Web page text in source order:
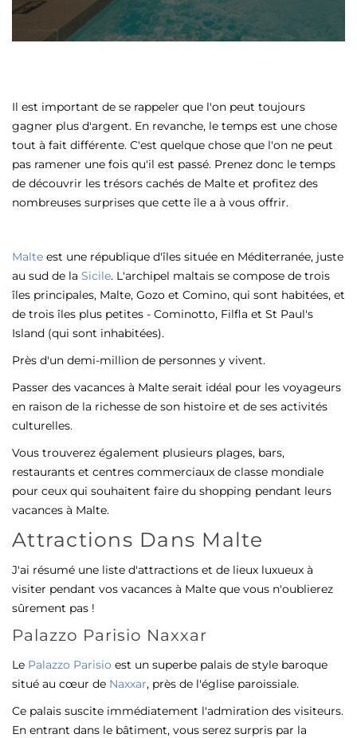
Il est important de se rappeler que l'on peut toujours
gagner plus d'argent. En revanche, le temps est une chose
tout à fait différente. C'est quelque chose que l'on ne peut
pas ramener une fois qu'il est passé. Prenez donc le temps
de découvrir les trésors cachés de Malte et profitez des
nombreuses surprises que cette île a à vous offrir.
Malte est une république d'îles située en Méditerranée, juste
au sud de la Sicile. L'archipel maltais se compose de trois
îles principales, Malte, Gozo et Comino, qui sont habitées, et
de trois îles plus petites - Cominotto, Filfla et St Paul's
Island (qui sont inhabitées).
Près d'un demi-million de personnes y vivent.
Passer des vacances à Malte serait idéal pour les voyageurs
en raison de la richesse de son histoire et de ses activités
culturelles.
Vous trouverez également plusieurs plages, bars,
restaurants et centres commerciaux de classe mondiale
pour ceux qui souhaitent faire du shopping pendant leurs
vacances à Malte.
Attractions Dans Malte
J'ai résumé une liste d'attractions et de lieux luxueux à
visiter pendant vos vacances à Malte que vous n'oublierez
sûrement pas !
Palazzo Parisio Naxxar
Le Palazzo Parisio est un superbe palais de style baroque
situé au cœur de Naxxar, près de l'église paroissiale.
Ce palais suscite immédiatement l'admiration des visiteurs.
En entrant dans le bâtiment, vous serez surpris par la